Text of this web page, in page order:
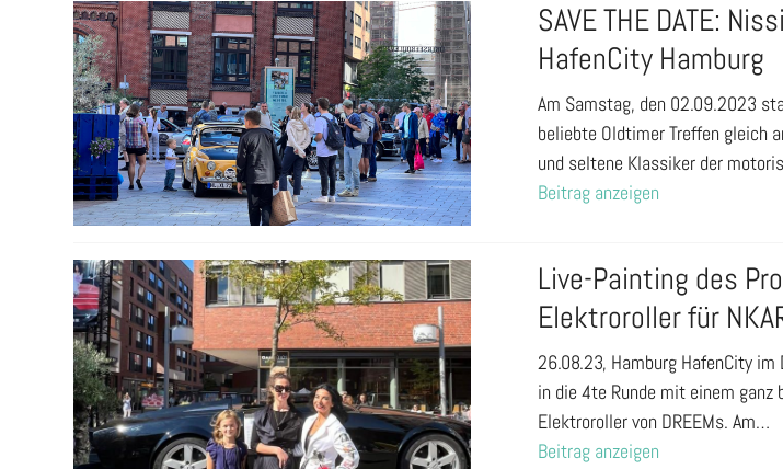
SAVE THE DATE:
HafenCity Hamburg
Am Samstag, den 02.09.2023
beliebte Oldtimer Treffen gleich
und seltene Klassiker der
Beitrag anzeigen
Live-Painting des
Elektroroller für
26.08.23, Hamburg HafenCity
in die 4te Runde mit einem ganz
Elektroroller von DREEMs. Am…
Beitrag anzeigen